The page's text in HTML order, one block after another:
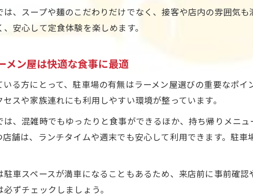
ラーメン屋と定食で満た
春夏秋冬ラーメン屋定食
季節ごとのおすすめラーメ
旬の素材を活かしたラー
ラーメン屋で体験する四
ラーメン屋で楽しむ満足
は、スープや麺のこだわりだけでなく、接客や店内の雰囲気
安心して定食体験を楽しめます。
メン屋は快適な食事に最適
る方にとって、駐車場の有無はラーメン屋選びの重要なポ
スや家族連れにも利用しやすい環境が整っています。
、混雑時でもゆったりと食事ができるほか、持ち帰りメニ
舗は、ランチタイムや週末でも安心して利用できます。駐
車スペースが満車になることもあるため、来店前に事前確
ずチェックしましょう。